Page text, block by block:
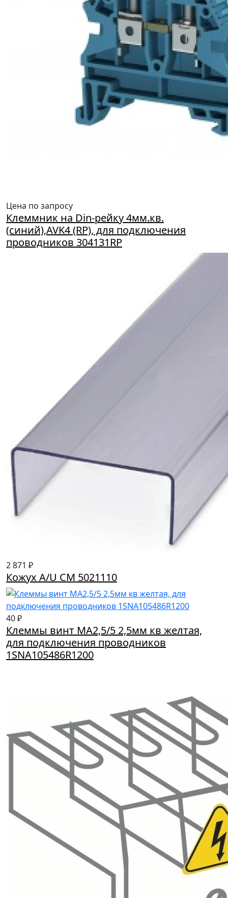
Цена по запросу
Клеммник на Din-рейку 4мм.кв.
(синий),AVK4 (RP), для подключения
проводников 304131RP
2 871 ₽
Кожух A/U CM 5021110
40 ₽
Клеммы винт MA2,5/5 2,5мм кв желтая,
для подключения проводников
1SNA105486R1200